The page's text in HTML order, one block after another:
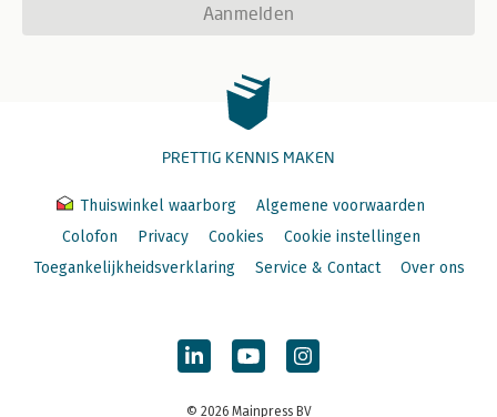
Aanmelden
PRETTIG KENNIS MAKEN
Thuiswinkel waarborg
Algemene voorwaarden
Colofon
Privacy Cookies
Cookie instellingen
Toegankelijkheidsverklaring
Service & Contact Over ons
© 2026 Mainpress BV